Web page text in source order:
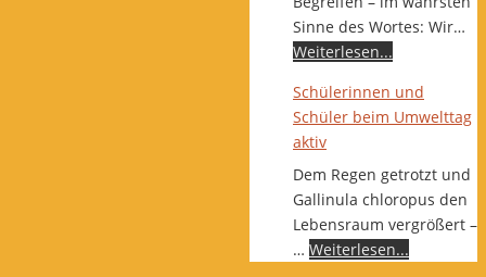
Sinne des Wortes: Wir…
Weiterlesen...
Schülerinnen und
Schüler beim Umwelttag
aktiv
Dem Regen getrotzt und
Gallinula chloropus den
Lebensraum vergrößert –
… Weiterlesen...